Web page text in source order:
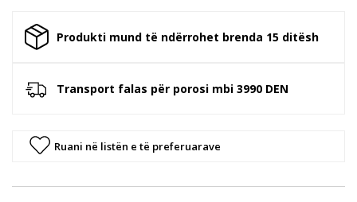
Produkti mund të ndërrohet brenda 15 ditësh
Transport falas për porosi mbi 3990 DEN
Ruani në listën e të preferuarave